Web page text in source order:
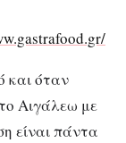
και όταν
Αιγάλεω με
είναι πάντα